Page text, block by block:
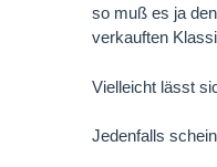
so muß es ja
verkauften
Vielleicht lässt
Jedenfalls